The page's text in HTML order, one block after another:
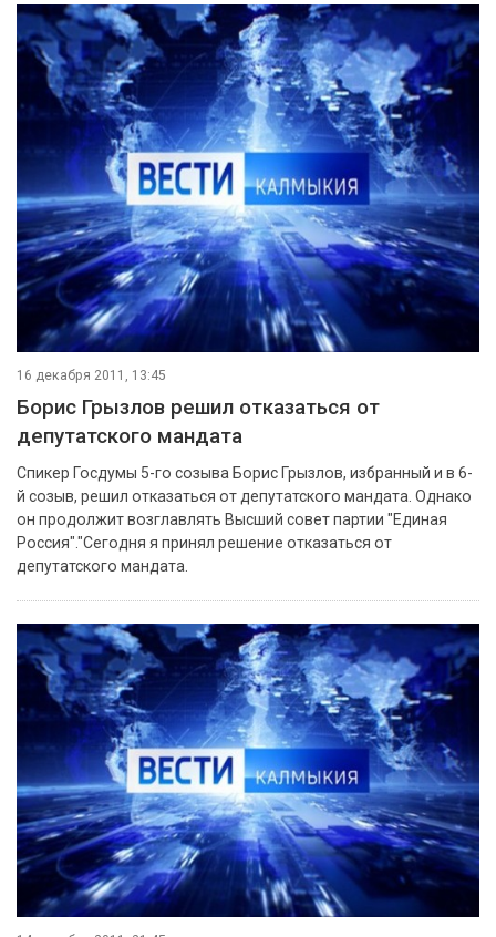
16 декабря 2011, 13:45
Борис Грызлов решил отказаться от
депутатского мандата
Спикер Госдумы 5-го созыва Борис Грызлов, избранный и в 6-
й созыв, решил отказаться от депутатского мандата. Однако
он продолжит возглавлять Высший совет партии "Единая
Россия"."Сегодня я принял решение отказаться от
депутатского мандата.